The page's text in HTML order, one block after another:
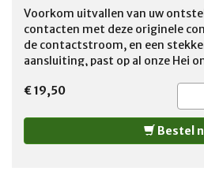
Voorkom uitvallen van uw
contacten met deze originele
de contactstroom, en een
aansluiting, past op al onze Hei
€ 19,50
Bestel